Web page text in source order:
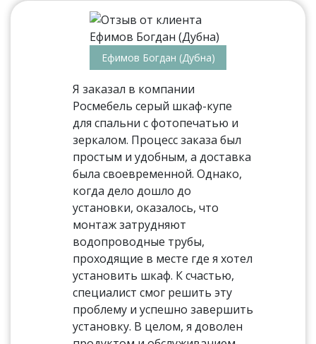
Ефимов Богдан (Дубна)
Я заказал в компании
Росмебель серый шкаф-купе
для спальни с фотопечатью и
зеркалом. Процесс заказа был
простым и удобным, а доставка
была своевременной. Однако,
когда дело дошло до
установки, оказалось, что
монтаж затрудняют
водопроводные трубы,
проходящие в месте где я хотел
установить шкаф. К счастью,
специалист смог решить эту
проблему и успешно завершить
установку. В целом, я доволен